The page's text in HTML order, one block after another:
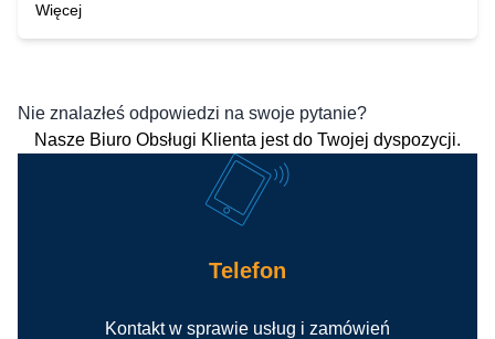
Więcej
Nie znalazłeś odpowiedzi na swoje pytanie?
Nasze Biuro Obsługi Klienta jest do Twojej dyspozycji.
Telefon
Kontakt w sprawie usług i zamówień